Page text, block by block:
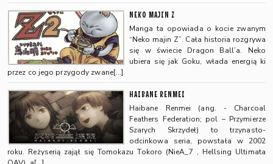
NEKO MAJIN Z
Manga ta opowiada o kocie zwanym
“Neko majin Z”. Cała historia rozgrywa
się w świecie Dragon Ball’a. Neko
ubiera się jak Goku, włada energią ki
przez co jego przygody zwane[…]
HAIBANE RENMEI
Haibane Renmei (ang. - Charcoal
Feathers Federation; pol – Przymierze
Szarych Skrzydeł) to trzynasto-
odcinkowa seria, powstała w 2002
roku. Reżyserią zajął się Tomokazu Tokoro (NieA_7 , Hellsing Ultimata